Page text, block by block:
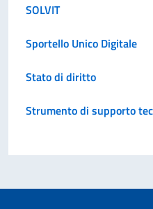
SOLVIT
Sportello Unico Digitale
Stato di diritto
Strumento di supporto